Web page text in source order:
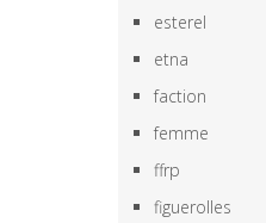
esterel
etna
faction
femme
ffrp
figuerolles